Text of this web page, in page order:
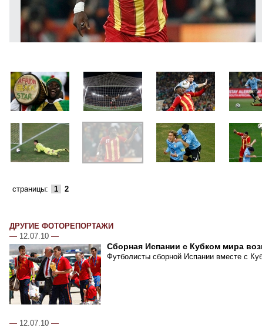
страницы: 1 2
ДРУГИЕ ФОТОРЕПОРТАЖИ
— 12.07.10 —
Сборная Испании с Кубком мира
Футболисты сборной Испании вместе с
— 12.07.10 —